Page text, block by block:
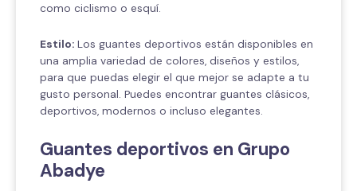
como ciclismo o esquí.
Estilo: Los guantes deportivos están disponibles en
una amplia variedad de colores, diseños y estilos,
para que puedas elegir el que mejor se adapte a tu
gusto personal. Puedes encontrar guantes clásicos,
deportivos, modernos o incluso elegantes.
Guantes deportivos en Grupo
Abadye